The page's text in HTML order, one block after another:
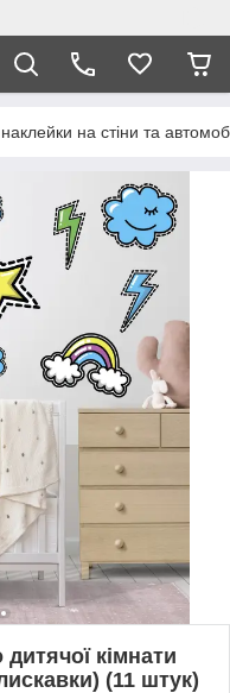
наклейки на стіни та
кімнати
(11 штук)